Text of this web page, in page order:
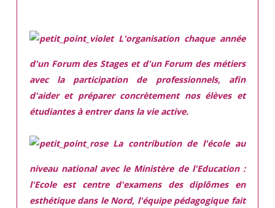
L'organisation chaque année
d'un Forum des Stages et d'un Forum des métiers
avec la participation de professionnels, afin
d'aider et préparer concrètement nos élèves et
étudiantes à entrer dans la vie active.
La contribution de l'école au
niveau national avec le Ministère de l'Education :
l'Ecole est centre d'examens des diplômes en
esthétique dans le Nord, l'équipe pédagogique fait